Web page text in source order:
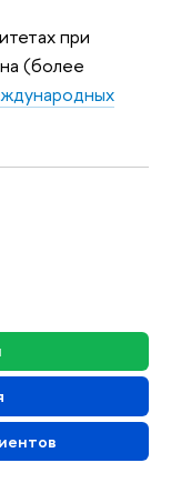
при
(более